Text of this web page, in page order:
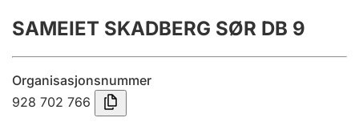
Årsrekneskap
Innsending og forseinkingsgebyr
SAMEIET SKADBERG SØR DB 9
Organisasjonsnummer
928 702 766